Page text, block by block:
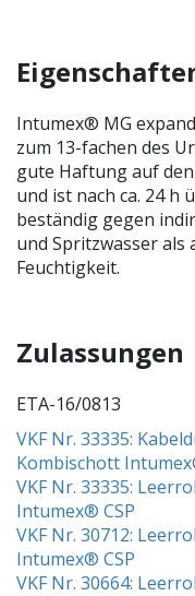
Intumex® MG
zum 13-fachen des
gute Haftung auf
und ist nach ca. 24
beständig gegen
und Spritzwasser
Feuchtigkeit.
Zulassungen
ETA-16/0813
VKF Nr. 33335:
Kombischott
VKF Nr. 33335:
Intumex® CSP
VKF Nr. 30712:
Intumex® CSP
VKF Nr. 30664: